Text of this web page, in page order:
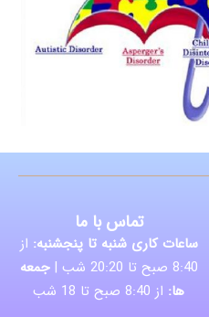
تماس با ما
ساعات کاری شنبه تا پنجشنبه: از
8:40 صبح تا 20:20 شب |
جمعه
ها: از 8:40 صبح تا 18 شب